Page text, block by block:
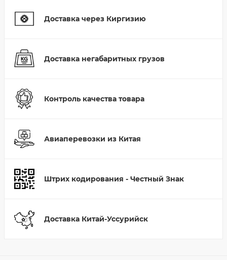
Доставка через Киргизию
Доставка негабаритных грузов
Контроль качества товара
Авиаперевозки из Китая
Штрих кодирования - Честный Знак
Доставка Китай-Уссурийск